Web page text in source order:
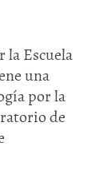
la Escuela
una
por la
de